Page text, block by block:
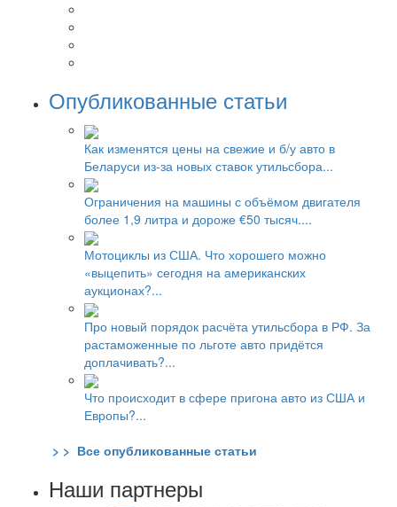
Опубликованные статьи
Как изменятся цены на свежие и б/у авто в
Беларуси из-за новых ставок утильсбора...
Ограничения на машины с объёмом двигателя
более 1,9 литра и дороже €50 тысяч....
Мотоциклы из США. Что хорошего можно
«выцепить» сегодня на американских
аукционах?...
Про новый порядок расчёта утильсбора в РФ. За
растаможенные по льготе авто придётся
доплачивать?...
Что происходит в сфере пригона авто из США и
Европы?...
> > Все опубликованные статьи
Наши партнеры